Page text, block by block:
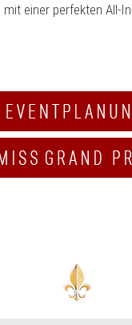
einer perfekten All-